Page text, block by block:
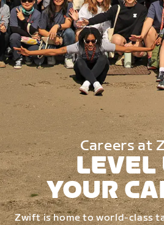
Careers at
LEVEL
YOUR
Zwift is home to world-class